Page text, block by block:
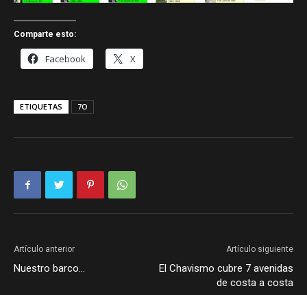
Comparte esto:
Facebook X
ETIQUETAS 7O
Artículo anterior
Nuestro barco…
Artículo siguiente
El Chavismo cubre 7 avenidas
de costa a costa